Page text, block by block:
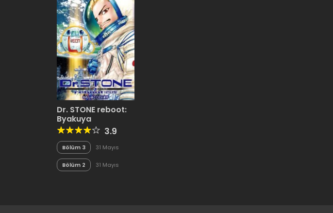
Dr. STONE reboot:
Byakuya
3.9
Bölüm 3
31 Mayıs
Bölüm 2
31 Mayıs